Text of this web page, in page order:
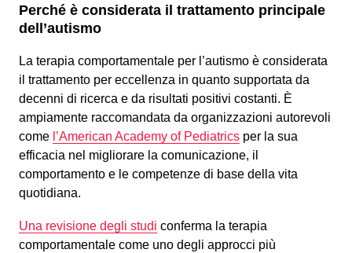
Perché è considerata il trattamento principale
dell’autismo
La terapia comportamentale per l’autismo è considerata
il trattamento per eccellenza in quanto supportata da
decenni di ricerca e da risultati positivi costanti. È
ampiamente raccomandata da organizzazioni autorevoli
come l’American Academy of Pediatrics per la sua
efficacia nel migliorare la comunicazione, il
comportamento e le competenze di base della vita
quotidiana.
Una revisione degli studi conferma la terapia
comportamentale come uno degli approcci più